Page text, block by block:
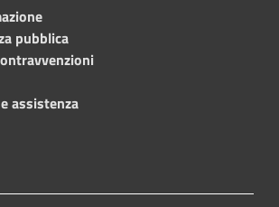
pubblica
assistenza